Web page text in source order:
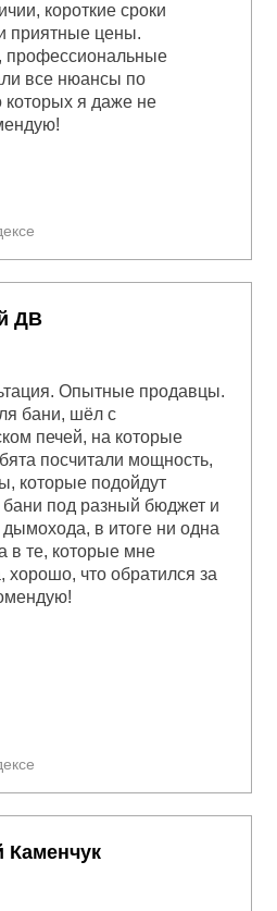
короткие сроки
приятные цены.
профессиональные
все нюансы по
я даже не
ДВ
Опытные продавцы.
бани, шёл с
печей, на которые
посчитали мощность,
которые подойдут
бани под разный бюджет и
в итоге ни одна
в те, которые мне
хорошо, что обратился за
Каменчук